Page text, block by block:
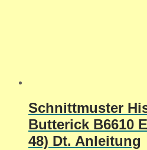
Schnittmuster
Butterick B6610
48) Dt. Anleitung